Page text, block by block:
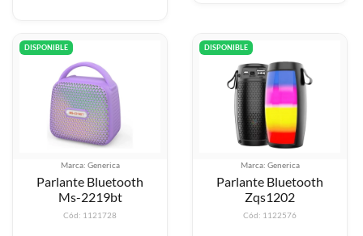
DISPONIBLE
Marca: Generica
Parlante Bluetooth
Ms-2219bt
Cód: 1121728
DISPONIBLE
Marca: Generica
Parlante Bluetooth
Zqs1202
Cód: 1122576